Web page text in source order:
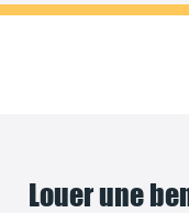
Louer une